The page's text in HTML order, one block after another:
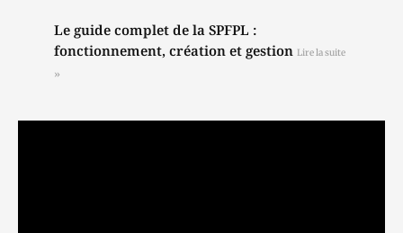
Le guide complet de la SPFPL :
fonctionnement, création et gestion Lire la suite
»